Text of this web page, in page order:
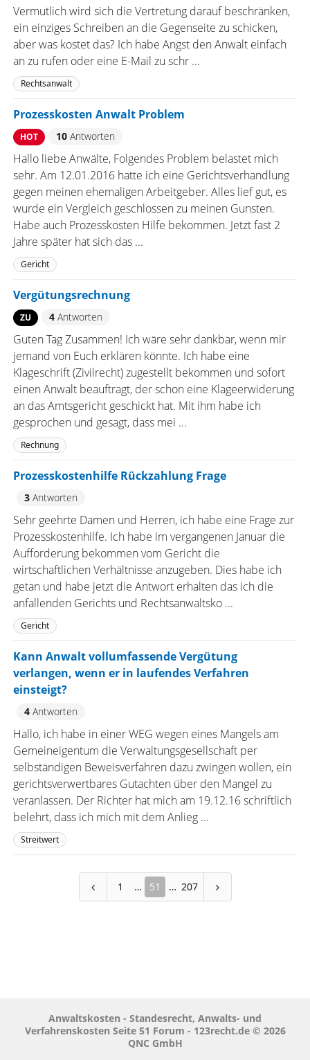
Vermutlich wird sich die Vertretung darauf beschränken,
ein einziges Schreiben an die Gegenseite zu schicken,
aber was kostet das? Ich habe Angst den Anwalt einfach
an zu rufen oder eine E-Mail zu schr ...
Rechtsanwalt
Prozesskosten Anwalt Problem
HOT 10Antworten
Hallo liebe Anwälte, Folgendes Problem belastet mich
sehr. Am 12.01.2016 hatte ich eine Gerichtsverhandlung
gegen meinen ehemaligen Arbeitgeber. Alles lief gut, es
wurde ein Vergleich geschlossen zu meinen Gunsten.
Habe auch Prozesskosten Hilfe bekommen. Jetzt fast 2
Jahre später hat sich das ...
Gericht
Vergütungsrechnung
ZU 4Antworten
Guten Tag Zusammen! Ich wäre sehr dankbar, wenn mir
jemand von Euch erklären könnte. Ich habe eine
Klageschrift (Zivilrecht) zugestellt bekommen und sofort
einen Anwalt beauftragt, der schon eine Klageerwiderung
an das Amtsgericht geschickt hat. Mit ihm habe ich
gesprochen und gesagt, dass mei ...
Rechnung
Prozesskostenhilfe Rückzahlung Frage
3Antworten
Sehr geehrte Damen und Herren, ich habe eine Frage zur
Prozesskostenhilfe. Ich habe im vergangenen Januar die
Aufforderung bekommen vom Gericht die
wirtschaftlichen Verhältnisse anzugeben. Dies habe ich
getan und habe jetzt die Antwort erhalten das ich die
anfallenden Gerichts und Rechtsanwaltsko ...
Gericht
Kann Anwalt vollumfassende Vergütung
verlangen, wenn er in laufendes Verfahren
einsteigt?
4Antworten
Hallo, ich habe in einer WEG wegen eines Mangels am
Gemeineigentum die Verwaltungsgesellschaft per
selbständigen Beweisverfahren dazu zwingen wollen, ein
gerichtsverwertbares Gutachten über den Mangel zu
veranlassen. Der Richter hat mich am 19.12.16 schriftlich
belehrt, dass ich mich mit dem Anlieg ...
Streitwert
1 51 207
Anwaltskosten - Standesrecht, Anwalts- und
Verfahrenskosten Seite 51 Forum - 123recht.de © 2026
QNC GmbH